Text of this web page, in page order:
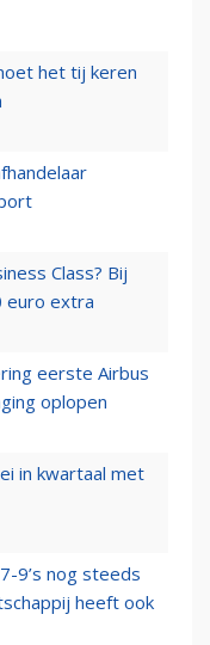
het tij keren
Class? Bij
euro extra
eerste Airbus
oplopen
in kwartaal met
9’s nog steeds
heeft ook